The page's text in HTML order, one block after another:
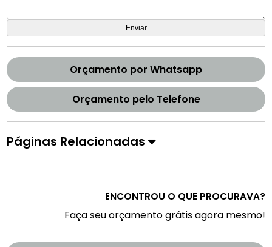
Orçamento por Whatsapp
Orçamento pelo Telefone
Páginas Relacionadas
ENCONTROU O QUE PROCURAVA?
Faça seu orçamento grátis agora mesmo!